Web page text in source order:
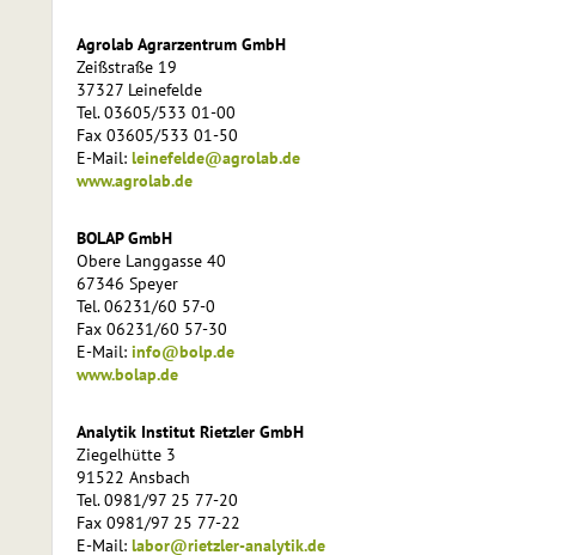
Agrolab Agrarzentrum GmbH
Zeißstraße 19
37327 Leinefelde
Tel. 03605/533 01-00
Fax 03605/533 01-50
E-Mail: leinefelde@agrolab.de
www.agrolab.de
BOLAP GmbH
Obere Langgasse 40
67346 Speyer
Tel. 06231/60 57-0
Fax 06231/60 57-30
E-Mail: info@bolp.de
www.bolap.de
Analytik Institut Rietzler GmbH
Ziegelhütte 3
91522 Ansbach
Tel. 0981/97 25 77-20
Fax 0981/97 25 77-22
E-Mail: labor@rietzler-analytik.de